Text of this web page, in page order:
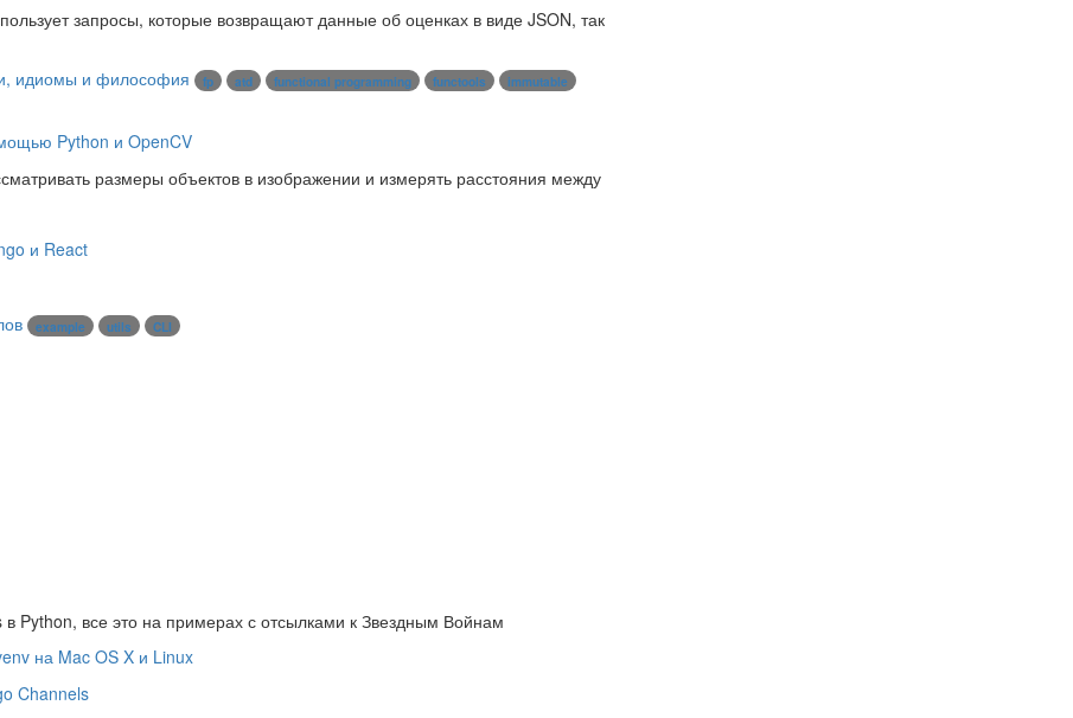
запросы, которые возвращают данные об оценках в виде JSON, так
идиомы и философия
fp atd functional programming functools
immutable
Python и OpenCV
размеры объектов в изображении и измерять расстояния между
и React
example utils CLI
Python, все это на примерах с отсылками к Звездным Войнам
на Mac OS X и Linux
Channels